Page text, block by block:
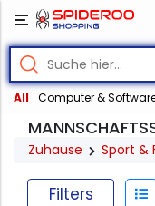
All Computer &
Zuhause Sport &
Filters